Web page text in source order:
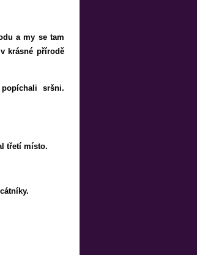
a my se tam
krásné přírodě
sršni.
třetí místo.